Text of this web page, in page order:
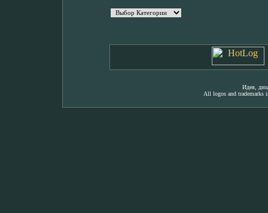
Идея,
All logos and trademarks